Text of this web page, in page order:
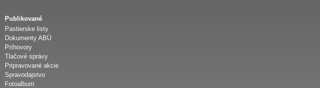
Publikované
Pastierske listy
Dokumenty ABÚ
Príhovory
Tlačové správy
Pripravované akcie
Spravodajstvo
Fotoalbum